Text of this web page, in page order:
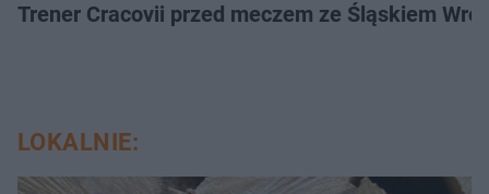
Trener Cracovii przed meczem ze Śląskiem
LOKALNIE: